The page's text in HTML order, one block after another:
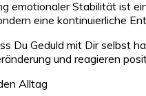
emotionaler Stabilität ist
eine kontinuierliche
Du Geduld mit Dir selbst
und reagieren
Alltag